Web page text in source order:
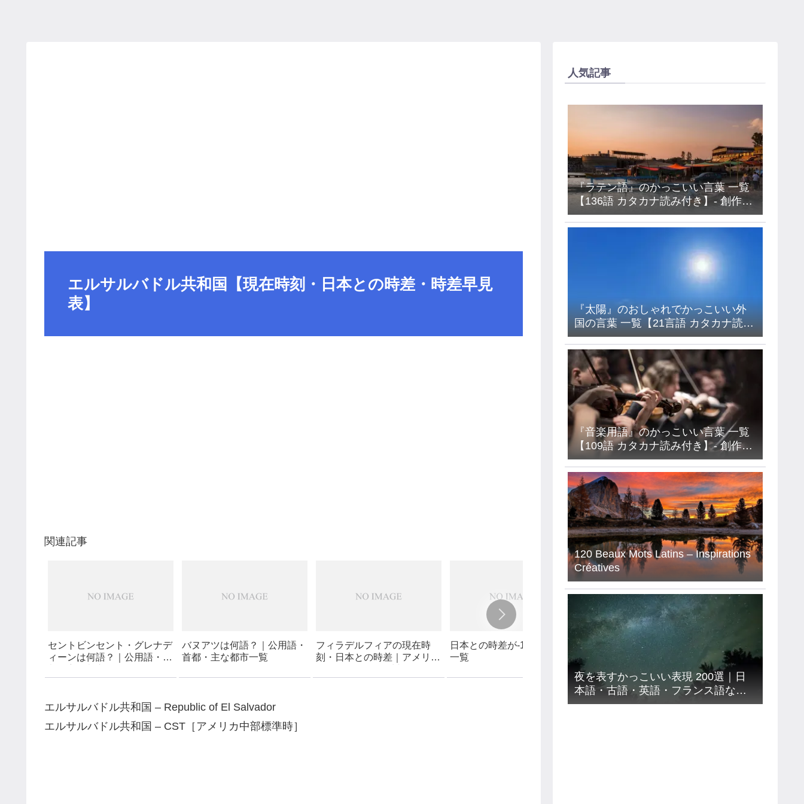
エルサルバドル共和国【現在時刻・日本との時差・時差早見
表】
関連記事
セントビンセント・グレナデ
ィーンは何語？｜公用語・首
バヌアツは何語？｜公用語・
首都・主な都市一覧
フィラデルフィアの現在時
刻・日本との時差｜アメリカ
日本との時差が-16時間の国
一覧
ウェストバレーシティ【現在
時刻・日本との時差早見表】
｜アメリカ – ユタ州 – ウェス
トバレーシティ
エルサルバドル共和国 – Republic of El Salvador
エルサルバドル共和国 – CST［アメリカ中部標準時］
人気記事
『ラテン語』のかっこいい言葉 一覧
【136語 カタカナ読み付き】- 創作・
キャラ名などに使えるアイデア集
『太陽』のおしゃれでかっこいい外
国の言葉 一覧【21言語 カタカナ読み
付き】- フランス語・イタリア語・ド
イツ語・ラテン語など
『音楽用語』のかっこいい言葉 一覧
【109語 カタカナ読み付き】- 創作・
キャラ名などに使えるアイデア集
120 Beaux Mots Latins – Inspirations
Créatives
夜を表すかっこいい表現 200選｜日
本語・古語・英語・フランス語など
９カ国語【意味読み方付き】